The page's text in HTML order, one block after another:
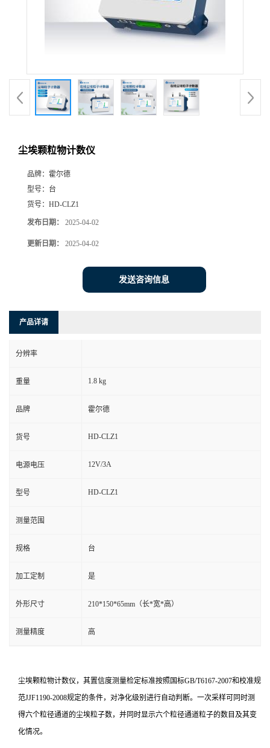
尘埃颗粒物计数仪
品牌： 霍尔德
型号： 台
货号： HD-CLZ1
发布日期： 2025-04-02
更新日期： 2025-04-02
发送咨询信息
产品详请
分辨率
重量 1.8 kg
品牌 霍尔德
货号 HD-CLZ1
电源电压 12V/3A
型号 HD-CLZ1
测量范围
规格 台
加工定制 是
外形尺寸 210*150*65mm（长*宽*高）
测量精度 高
尘埃颗粒物计数仪，其置信度测量检定标准按照国标GB/T6167-2007和校准规
范JJF1190-2008规定的条件，对净化级别进行自动判断。一次采样可同时测
得六个粒径通道的尘埃粒子数，并同时显示六个粒径通道粒子的数目及其变
化情况。